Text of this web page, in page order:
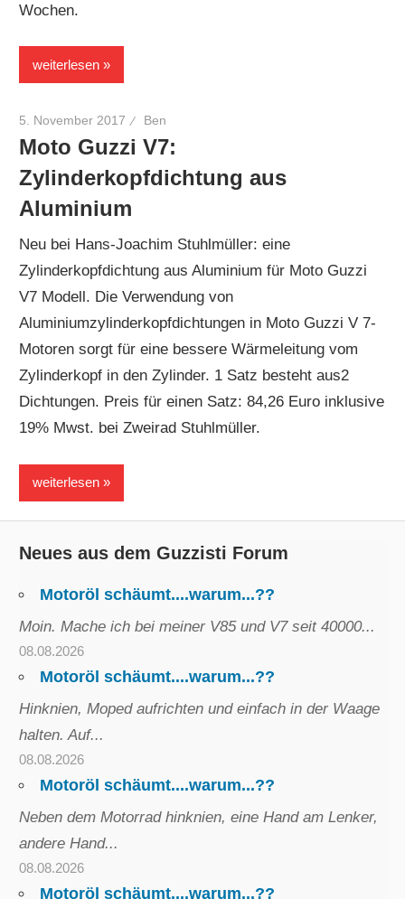
Wochen.
weiterlesen
5. November 2017 Ben
Moto Guzzi V7:
Zylinderkopfdichtung aus
Aluminium
Neu bei Hans-Joachim Stuhlmüller: eine
Zylinderkopfdichtung aus Aluminium für Moto Guzzi
V7 Modell. Die Verwendung von
Aluminiumzylinderkopfdichtungen in Moto Guzzi V 7-
Motoren sorgt für eine bessere Wärmeleitung vom
Zylinderkopf in den Zylinder. 1 Satz besteht aus2
Dichtungen. Preis für einen Satz: 84,26 Euro inklusive
19% Mwst. bei Zweirad Stuhlmüller.
weiterlesen
Neues aus dem Guzzisti Forum
Motoröl schäumt....warum...??
Moin. Mache ich bei meiner V85 und V7 seit 40000...
08.08.2026
Motoröl schäumt....warum...??
Hinknien, Moped aufrichten und einfach in der Waage
halten. Auf...
08.08.2026
Motoröl schäumt....warum...??
Neben dem Motorrad hinknien, eine Hand am Lenker,
andere Hand...
08.08.2026
Motoröl schäumt....warum...??